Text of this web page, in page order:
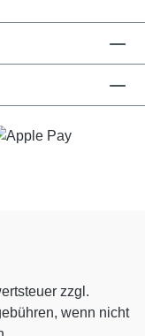
zzgl.
wenn nicht